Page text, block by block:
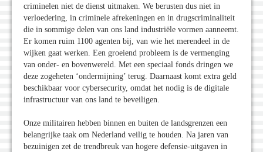
criminelen niet de dienst uitmaken. We berusten dus niet in
verloedering, in criminele afrekeningen en in drugscriminaliteit
die in sommige delen van ons land industriële vormen aanneemt.
Er komen ruim 1100 agenten bij, van wie het merendeel in de
wijken gaat werken. Een groeiend probleem is de vermenging
van onder- en bovenwereld. Met een speciaal fonds dringen we
deze zogeheten ‘ondermijning’ terug. Daarnaast komt extra geld
beschikbaar voor cybersecurity, omdat het nodig is de digitale
infrastructuur van ons land te beveiligen.
Onze militairen hebben binnen en buiten de landsgrenzen een
belangrijke taak om Nederland veilig te houden. Na jaren van
bezuinigen zet de trendbreuk van hogere defensie-uitgaven in